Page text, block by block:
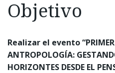
Objetivo
Realizar el evento “PRIMER
ANTROPOLOGÍA:
HORIZONTES DESDE EL